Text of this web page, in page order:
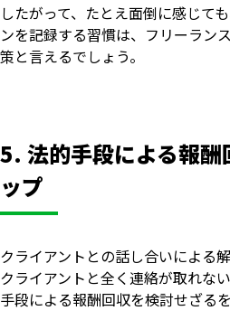
したがって、たとえ面倒に感じて
ンを記録する習慣は、フリーラン
策と言えるでしょう。
5. 法的手段による報
ップ
クライアントとの話し合いによる
クライアントと全く連絡が取れな
手段による報酬回収を検討せざる